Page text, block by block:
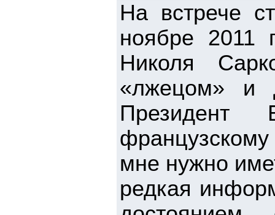
На встрече
ноябре 2011
Николя
«лжецом» и
Президент
мне нужно
редкая